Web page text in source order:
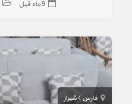
9 ماه قبل
فارس شیراز